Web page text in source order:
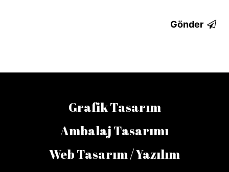
Gönder
Grafik Tasarım
Ambalaj Tasarımı
Web Tasarım / Yazılım